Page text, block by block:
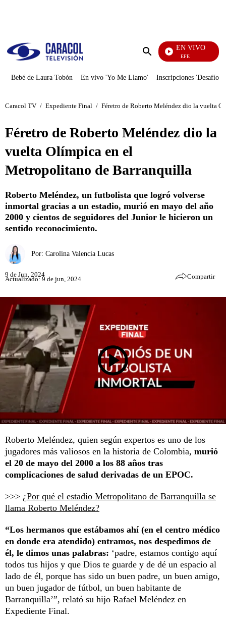
Enviar
EN VIVO
EFÉ
Bebé de Laura Tobón En vivo 'Yo Me Llamo' Inscripciones 'Desafío'
Caracol TV / Expediente Final / Féretro de Roberto Meléndez dio la vuelta
Féretro de Roberto Meléndez dio la
vuelta Olímpica en el
Metropolitano de Barranquilla
Roberto Meléndez, un futbolista que logró volverse
inmortal gracias a un estadio, murió en mayo del año
2000 y cientos de seguidores del Junior le hicieron un
sentido reconocimiento.
Por: Carolina Valencia Lucas
9 de Jun, 2024
Actualizado: 9 de jun, 2024 Compartir
Roberto Meléndez, quien según expertos es uno de los
jugadores más valiosos en la historia de Colombia, murió
el 20 de mayo del 2000 a los 88 años tras
complicaciones de salud derivadas de un EPOC.
>>> ¿Por qué el estadio Metropolitano de Barranquilla se
llama Roberto Meléndez?
“Los hermanos que estábamos ahí (en el centro médico
en donde era atendido) entramos, nos despedimos de
él, le dimos unas palabras: ‘padre, estamos contigo aquí
todos tus hijos y que Dios te guarde y de dé un espacio al
lado de él, porque has sido un buen padre, un buen amigo,
un buen jugador de fútbol, un buen habitante de
Barranquilla’”, relató su hijo Rafael Meléndez en
Expediente Final.